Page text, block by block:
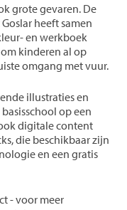
grote gevaren. De
heeft samen
en werkboek
kinderen al op
omgang met vuur.
illustraties en
op een
digitale content
die beschikbaar zijn
en een gratis
- voor meer